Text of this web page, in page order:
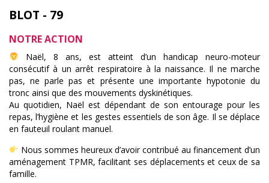
BLOT - 79
NOTRE ACTION
Naël, 8 ans, est atteint d’un handicap neuro-moteur
consécutif à un arrêt respiratoire à la naissance. Il ne marche
pas, ne parle pas et présente une importante hypotonie du
tronc ainsi que des mouvements dyskinétiques.
Au quotidien, Naël est dépendant de son entourage pour les
repas, l’hygiène et les gestes essentiels de son âge. Il se déplace
en fauteuil roulant manuel.
Nous sommes heureux d’avoir contribué au financement d’un
aménagement TPMR, facilitant ses déplacements et ceux de sa
famille.